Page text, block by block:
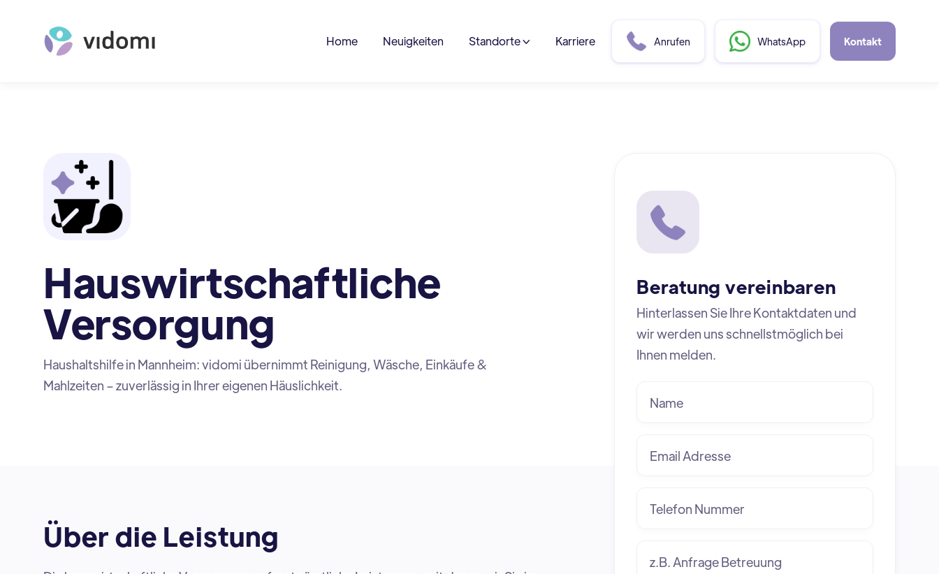
Home Neuigkeiten Standorte  Karriere Anrufen WhatsApp Kontakt
Hauswirtschaftliche
Versorgung
Haushaltshilfe in Mannheim: vidomi übernimmt Reinigung, Wäsche, Einkäufe &
Mahlzeiten – zuverlässig in Ihrer eigenen Häuslichkeit.
Über die Leistung
Beratung vereinbaren
Hinterlassen Sie Ihre Kontaktdaten und
wir werden uns schnellstmöglich bei
Ihnen melden.